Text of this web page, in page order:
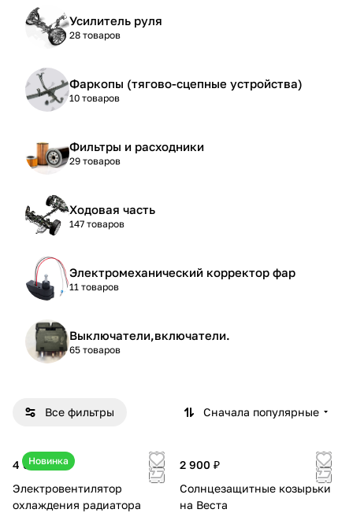
Усилитель руля
28 товаров
Фаркопы (тягово-сцепные устройства)
10 товаров
Фильтры и расходники
29 товаров
Ходовая часть
147 товаров
Электромеханический корректор фар
11 товаров
Выключатели,включатели.
65 товаров
Все фильтры Сначала популярные
Новинка
4 600 ₽
Электровентилятор
охлаждения радиатора
2 900 ₽
Солнцезащитные козырьки
на Веста